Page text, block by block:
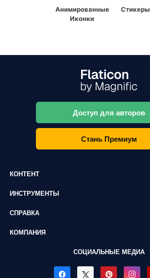
Анимированные
Иконки
Стикеры
Доступ для авторов
Стань Премиум
КОНТЕНТ
ИНСТРУМЕНТЫ
СПРАВКА
КОМПАНИЯ
СОЦИАЛЬНЫЕ МЕДИА